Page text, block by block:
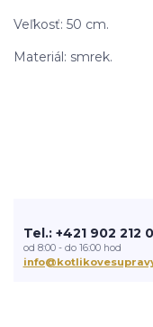
Veľkosť: 50 cm.
Materiál: smrek.
Tel.: +421 902 212
od 8:00 - do 16:00 hod